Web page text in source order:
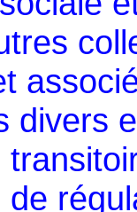
divers